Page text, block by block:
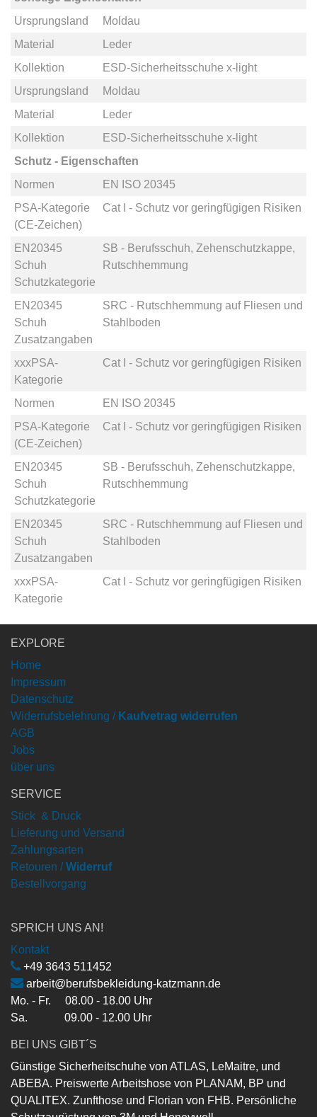
Ursprungsland
Moldau
Material
Leder
Kollektion
ESD-Sicherheitsschuhe x-light
Ursprungsland
Moldau
Material
Leder
Kollektion
ESD-Sicherheitsschuhe x-light
Schutz - Eigenschaften
Normen
EN ISO 20345
PSA-Kategorie
(CE-Zeichen)
Cat I - Schutz vor geringfügigen Risiken
EN20345
Schuh
Schutzkategorie
SB - Berufsschuh, Zehenschutzkappe,
Rutschhemmung
EN20345
Schuh
Zusatzangaben
SRC - Rutschhemmung auf Fliesen und
Stahlboden
xxxPSA-
Kategorie
Cat I - Schutz vor geringfügigen Risiken
Normen
EN ISO 20345
PSA-Kategorie
(CE-Zeichen)
Cat I - Schutz vor geringfügigen Risiken
EN20345
Schuh
Schutzkategorie
SB - Berufsschuh, Zehenschutzkappe,
Rutschhemmung
EN20345
Schuh
Zusatzangaben
SRC - Rutschhemmung auf Fliesen und
Stahlboden
xxxPSA-
Kategorie
Cat I - Schutz vor geringfügigen Risiken
EXPLORE
Home
Impressum
Datenschutz
Widerrufsbelehrung / Kaufvetrag widerrufen
AGB
Jobs
über uns
SERVICE
Stick & Druck
Lieferung und Versand
Zahlungsarten
Retouren / Widerruf
Bestellvorgang
SPRICH UNS AN!
Kontakt
+49 3643 511452
arbeit@berufsbekleidung-katzmann.de
Mo. - Fr. 08.00 - 18.00 Uhr
Sa. 09.00 - 12.00 Uhr
BEI UNS GIBT´S
Günstige Sicherheitschuhe von ATLAS, LeMaitre, und
ABEBA. Preiswerte Arbeitshose von PLANAM, BP und
QUALITEX. Zunfthose und Florian von FHB. Persönliche